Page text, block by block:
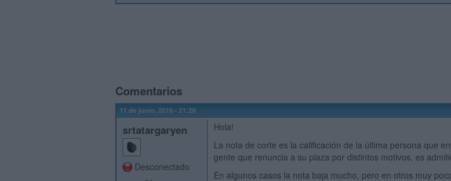
Comentarios
11 de junio, 2016 - 21:29
srtatargaryen
Desconectado
Hola!
La nota de corte es la calificación de la última persona que
gente que renuncia a su plaza por distintos motivos, es
En algunos casos la nota baja mucho, pero en otros muy